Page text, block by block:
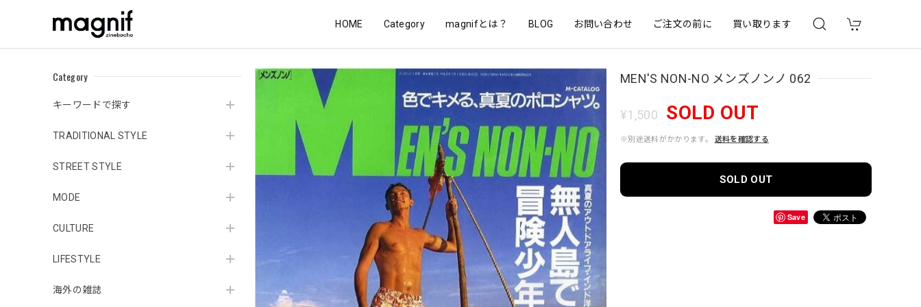
HOME Category magnifとは？ BLOG お問い合わせ ご注文の前に 買い取ります
Category
キーワードで探す
TRADITIONAL STYLE
STREET STYLE
MODE
CULTURE
LIFESTYLE
海外の雑誌
MEN'S NON-NO メンズノンノ 062
¥1,500 SOLD OUT
※別途送料がかかります。 送料を確認する
SOLD OUT
Save